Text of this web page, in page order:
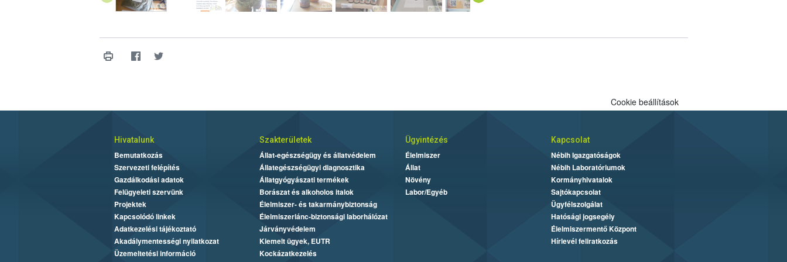
Cookie beállítások
Hivatalunk
Bemutatkozás
Szervezeti felépítés
Gazdálkodási adatok
Felügyeleti szervünk
Projektek
Kapcsolódó linkek
Adatkezelési tájékoztató
Akadálymentességi nyilatkozat
Üzemeltetési információ
Szakterületek
Állat-egészségügy és állatvédelem
Állategészségügyi diagnosztika
Állatgyógyászati termékek
Borászat és alkoholos italok
Élelmiszer- és takarmánybiztonság
Élelmiszerlánc-biztonsági laborhálózat
Járványvédelem
Kiemelt ügyek, EUTR
Kockázatkezelés
Ügyintézés
Élelmiszer
Állat
Növény
Labor/Egyéb
Kapcsolat
Nébih Igazgatóságok
Nébih Laboratóriumok
Kormányhivatalok
Sajtókapcsolat
Ügyfélszolgálat
Hatósági jogsegély
Élelmiszermentő Központ
Hírlevél feliratkozás